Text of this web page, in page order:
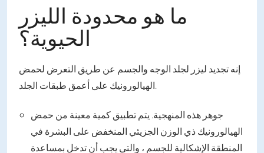
ما هو محدودة الليزر
الحيوية؟
إنه تجديد ليزر لجلد الوجه والجسم عن طريق التعرض لحمض
الهيالورونيك على أعمق طبقات الجلد.
جوهر هذه المنهجية. يتم تطبيق كمية معينة من حمض
الهيالورونيك ذي الوزن الجزيئي المنخفض على البشرة في
المنطقة الإشكالية للجسم ، والتي يجب أن تدخل بمساعدة